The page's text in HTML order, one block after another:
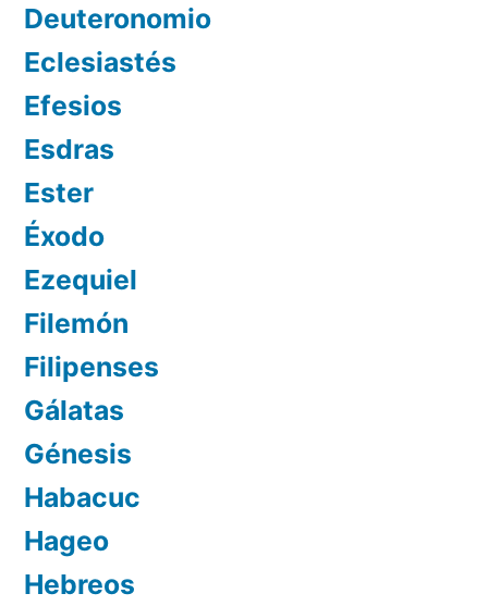
Deuteronomio
Eclesiastés
Efesios
Esdras
Ester
Éxodo
Ezequiel
Filemón
Filipenses
Gálatas
Génesis
Habacuc
Hageo
Hebreos